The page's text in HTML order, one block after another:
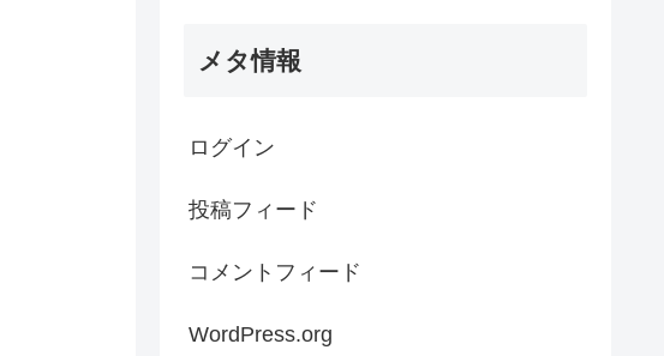
メタ情報
ログイン
投稿フィード
コメントフィード
WordPress.org